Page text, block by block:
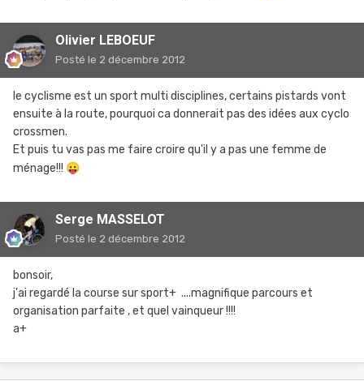
Olivier LEBOEUF
Posté le 2 décembre 2012
le cyclisme est un sport multi disciplines, certains pistards vont
ensuite à la route, pourquoi ca donnerait pas des idées aux cyclo
crossmen.
Et puis tu vas pas me faire croire qu'il y a pas une femme de
ménage!!! 😛
Serge MASSELOT
Posté le 2 décembre 2012
bonsoir,
j'ai regardé la course sur sport+ ....magnifique parcours et
organisation parfaite , et quel vainqueur !!!!
a+